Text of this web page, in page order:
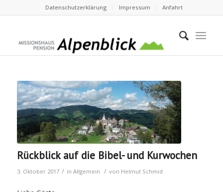
Datenschutzerklärung Impressum Anfahrt
Rückblick auf die Bibel- und Kurwochen
3. Oktober 2017 / in Allgemein / von Helmut Schmid